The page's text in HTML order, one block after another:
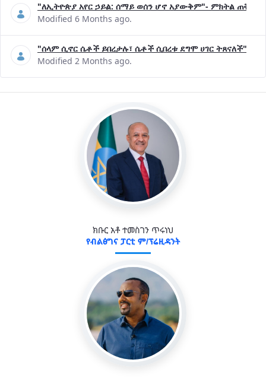
"ለኢትዮጵያ አየር ኃይል: ሰማይ ወሰን ሆኖ አያውቅም"- ምክትል ጠቅላይ
Modified 6 Months ago.
"ሰላም ሲኖር ሴቶች ይበረታሉ፣ ሴቶች ሲበረቱ ደግሞ ሀገር ትጸናለች"-
Modified 2 Months ago.
ክቡር አቶ ተመስገን ጥሩነህ
የብልፅግና ፓርቲ ም/ፕሬዚዳንት